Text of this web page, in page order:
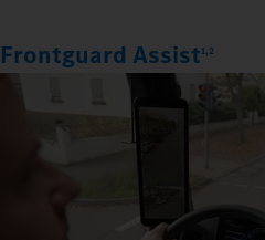
Frontguard Assist1,2